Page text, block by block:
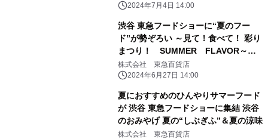
2024年7月4日 14:00
渋谷 東急フードショーに“夏のフー
ド”が勢ぞろい ～見て！食べて！ 彩り
まつり！ SUMMER FLAVOR～
「Foodshow Special Week」開催
株式会社 東急百貨店
2024年6月27日 14:00
夏におすすめのひんやりサマーフード
が 渋谷 東急フードショーに集結 渋谷
のおみやげ 夏の“しぶぎふ”＆夏の涼味
株式会社 東急百貨店